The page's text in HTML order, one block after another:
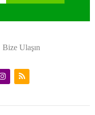
Bize Ulaşın